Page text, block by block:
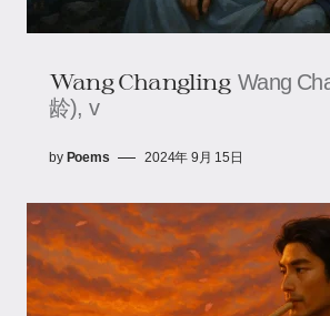
Wang Changling Wang
龄), v
by Poems 2024年 9月 15日